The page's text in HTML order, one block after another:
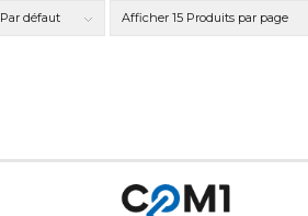
Par défaut Afficher 15 Produits par page